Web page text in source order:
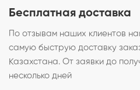
Бесплатная доставка
По отзывам наших клиентов
самую быструю доставку
Казахстана. От заявки до
несколько дней